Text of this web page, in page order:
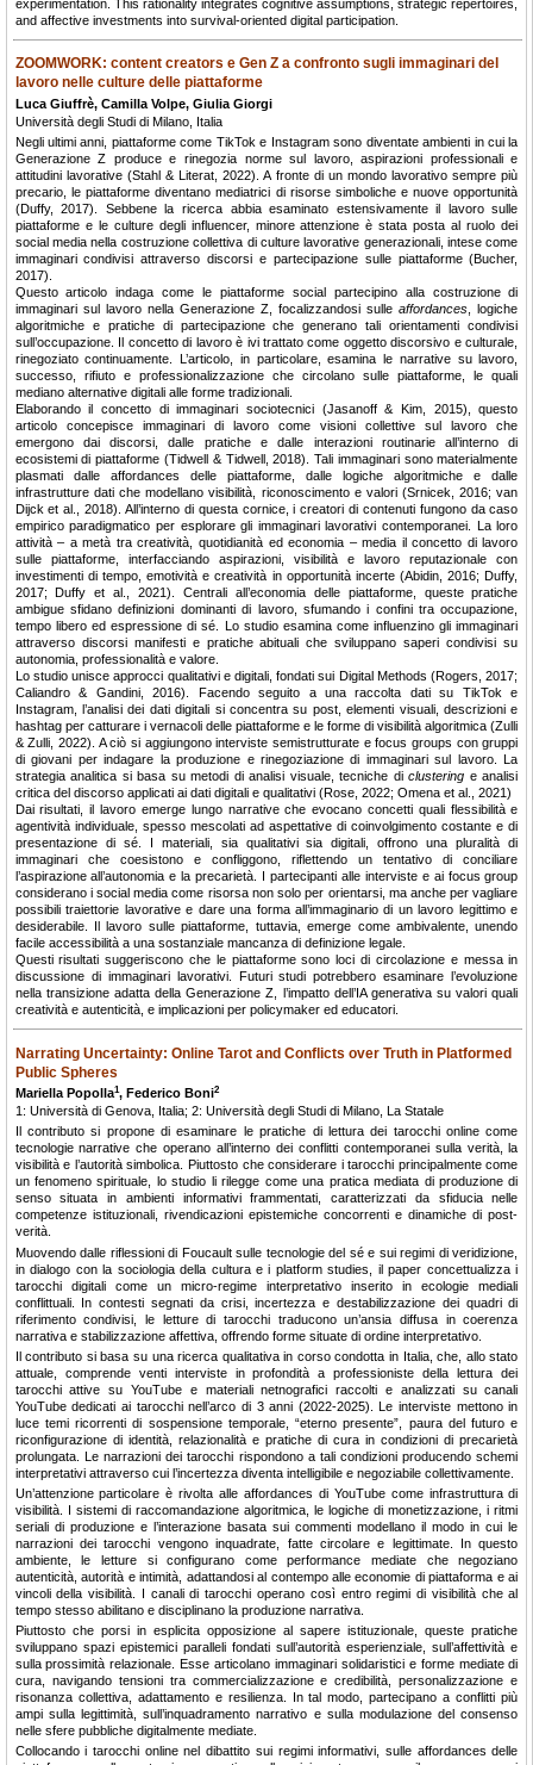
experimentation. This rationality integrates cognitive assumptions, strategic repertoires,
and affective investments into survival-oriented digital participation.
ZOOMWORK: content creators e Gen Z a confronto sugli immaginari del
lavoro nelle culture delle piattaforme
Luca Giuffrè, Camilla Volpe, Giulia Giorgi
Università degli Studi di Milano, Italia
Negli ultimi anni, piattaforme come TikTok e Instagram sono diventate ambienti in cui la
Generazione Z produce e rinegozia norme sul lavoro, aspirazioni professionali e
attitudini lavorative (Stahl & Literat, 2022). A fronte di un mondo lavorativo sempre più
precario, le piattaforme diventano mediatrici di risorse simboliche e nuove opportunità
(Duffy, 2017). Sebbene la ricerca abbia esaminato estensivamente il lavoro sulle
piattaforme e le culture degli influencer, minore attenzione è stata posta al ruolo dei
social media nella costruzione collettiva di culture lavorative generazionali, intese come
immaginari condivisi attraverso discorsi e partecipazione sulle piattaforme (Bucher,
2017).
Questo articolo indaga come le piattaforme social partecipino alla costruzione di
immaginari sul lavoro nella Generazione Z, focalizzandosi sulleaffordances , logiche
algoritmiche e pratiche di partecipazione che generano tali orientamenti condivisi
sull’occupazione. Il concetto di lavoro è ivi trattato come oggetto discorsivo e culturale,
rinegoziato continuamente. L’articolo, in particolare, esamina le narrative su lavoro,
successo, rifiuto e professionalizzazione che circolano sulle piattaforme, le quali
mediano alternative digitali alle forme tradizionali.
Elaborando il concetto di immaginari sociotecnici (Jasanoff & Kim, 2015), questo
articolo concepisce immaginari di lavoro come visioni collettive sul lavoro che
emergono dai discorsi, dalle pratiche e dalle interazioni routinarie all’interno di
ecosistemi di piattaforme (Tidwell & Tidwell, 2018). Tali immaginari sono materialmente
plasmati dalle affordances delle piattaforme, dalle logiche algoritmiche e dalle
infrastrutture dati che modellano visibilità, riconoscimento e valori (Srnicek, 2016; van
Dijck et al., 2018). All’interno di questa cornice, i creatori di contenuti fungono da caso
empirico paradigmatico per esplorare gli immaginari lavorativi contemporanei. La loro
attività – a metà tra creatività, quotidianità ed economia – media il concetto di lavoro
sulle piattaforme, interfacciando aspirazioni, visibilità e lavoro reputazionale con
investimenti di tempo, emotività e creatività in opportunità incerte (Abidin, 2016; Duffy,
2017; Duffy et al., 2021). Centrali all’economia delle piattaforme, queste pratiche
ambigue sfidano definizioni dominanti di lavoro, sfumando i confini tra occupazione,
tempo libero ed espressione di sé. Lo studio esamina come influenzino gli immaginari
attraverso discorsi manifesti e pratiche abituali che sviluppano saperi condivisi su
autonomia, professionalità e valore.
Lo studio unisce approcci qualitativi e digitali, fondati sui Digital Methods (Rogers, 2017;
Caliandro & Gandini, 2016). Facendo seguito a una raccolta dati su TikTok e
Instagram, l’analisi dei dati digitali si concentra su post, elementi visuali, descrizioni e
hashtag per catturare i vernacoli delle piattaforme e le forme di visibilità algoritmica (Zulli
& Zulli, 2022). A ciò si aggiungono interviste semistrutturate e focus groups con gruppi
di giovani per indagare la produzione e rinegoziazione di immaginari sul lavoro. La
strategia analitica si basa su metodi di analisi visuale, tecniche diclustering e analisi
critica del discorso applicati ai dati digitali e qualitativi (Rose, 2022; Omena et al., 2021)
Dai risultati, il lavoro emerge lungo narrative che evocano concetti quali flessibilità e
agentività individuale, spesso mescolati ad aspettative di coinvolgimento costante e di
presentazione di sé. I materiali, sia qualitativi sia digitali, offrono una pluralità di
immaginari che coesistono e confliggono, riflettendo un tentativo di conciliare
l’aspirazione all’autonomia e la precarietà. I partecipanti alle interviste e ai focus group
considerano i social media come risorsa non solo per orientarsi, ma anche per vagliare
possibili traiettorie lavorative e dare una forma all’immaginario di un lavoro legittimo e
desiderabile. Il lavoro sulle piattaforme, tuttavia, emerge come ambivalente, unendo
facile accessibilità a una sostanziale mancanza di definizione legale.
Questi risultati suggeriscono che le piattaforme sono loci di circolazione e messa in
discussione di immaginari lavorativi. Futuri studi potrebbero esaminare l’evoluzione
nella transizione adatta della Generazione Z, l’impatto dell’IA generativa su valori quali
creatività e autenticità, e implicazioni per policymaker ed educatori.
Narrating Uncertainty: Online Tarot and Conflicts over Truth in Platformed
Public Spheres
Mariella Popolla1, Federico Boni2
1: Università di Genova, Italia; 2: Università degli Studi di Milano, La Statale
Il contributo si propone di esaminare le pratiche di lettura dei tarocchi online come
tecnologie narrative che operano all’interno dei conflitti contemporanei sulla verità, la
visibilità e l’autorità simbolica. Piuttosto che considerare i tarocchi principalmente come
un fenomeno spirituale, lo studio li rilegge come una pratica mediata di produzione di
senso situata in ambienti informativi frammentati, caratterizzati da sfiducia nelle
competenze istituzionali, rivendicazioni epistemiche concorrenti e dinamiche di post-
verità.
Muovendo dalle riflessioni di Foucault sulle tecnologie del sé e sui regimi di veridizione,
in dialogo con la sociologia della cultura e i platform studies, il paper concettualizza i
tarocchi digitali come un micro-regime interpretativo inserito in ecologie mediali
conflittuali. In contesti segnati da crisi, incertezza e destabilizzazione dei quadri di
riferimento condivisi, le letture di tarocchi traducono un’ansia diffusa in coerenza
narrativa e stabilizzazione affettiva, offrendo forme situate di ordine interpretativo.
Il contributo si basa su una ricerca qualitativa in corso condotta in Italia, che, allo stato
attuale, comprende venti interviste in profondità a professioniste della lettura dei
tarocchi attive su YouTube e materiali netnografici raccolti e analizzati su canali
YouTube dedicati ai tarocchi nell’arco di 3 anni (2022-2025). Le interviste mettono in
luce temi ricorrenti di sospensione temporale, “eterno presente”, paura del futuro e
riconfigurazione di identità, relazionalità e pratiche di cura in condizioni di precarietà
prolungata. Le narrazioni dei tarocchi rispondono a tali condizioni producendo schemi
interpretativi attraverso cui l’incertezza diventa intelligibile e negoziabile collettivamente.
Un’attenzione particolare è rivolta alle affordances di YouTube come infrastruttura di
visibilità. I sistemi di raccomandazione algoritmica, le logiche di monetizzazione, i ritmi
seriali di produzione e l’interazione basata sui commenti modellano il modo in cui le
narrazioni dei tarocchi vengono inquadrate, fatte circolare e legittimate. In questo
ambiente, le letture si configurano come performance mediate che negoziano
autenticità, autorità e intimità, adattandosi al contempo alle economie di piattaforma e ai
vincoli della visibilità. I canali di tarocchi operano così entro regimi di visibilità che al
tempo stesso abilitano e disciplinano la produzione narrativa.
Piuttosto che porsi in esplicita opposizione al sapere istituzionale, queste pratiche
sviluppano spazi epistemici paralleli fondati sull’autorità esperienziale, sull’affettività e
sulla prossimità relazionale. Esse articolano immaginari solidaristici e forme mediate di
cura, navigando tensioni tra commercializzazione e credibilità, personalizzazione e
risonanza collettiva, adattamento e resilienza. In tal modo, partecipano a conflitti più
ampi sulla legittimità, sull’inquadramento narrativo e sulla modulazione del consenso
nelle sfere pubbliche digitalmente mediate.
Collocando i tarocchi online nel dibattito sui regimi informativi, sulle affordances delle